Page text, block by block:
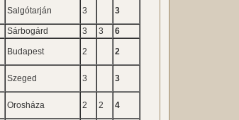
Salgótarján 3 3
Sárbogárd 3 3 6
Budapest 2 2
Szeged 3 3
Orosháza 2 2 4